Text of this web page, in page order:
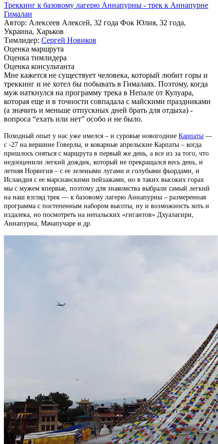
Треккинг к базовому лагерю Аннапурны - трек к Аннапурне
Гималаи
Автор: Алексеев Алексей, 32 года Фок Юлия, 32 года,
Украина, Харьков
Тимлидер: Сергей Новиков
Оценка маршрута
Оценка тимлидера
Оценка консультанта
Мне кажется не существует человека, который любит горы и
треккинг и не хотел бы побывать в Гималаях. Поэтому, когда
муж наткнулся на программу трека в Непале от Кулуара,
которая еще и в точности совпадала с майскими праздниками
(а значить и меньше отпускных дней брать для отдыха) -
вопроса “ехать или нет” особо и не было.
Походный опыт у нас уже имелся – и суровые новогодние Карпаты —
с -27 на вершине Говерлы, и коварные апрельские Карпаты – когда
пришлось сняться с маршрута в первый же день, а все из за того, что
недооценили легкий дождик, который не прекращался весь день, и
летняя Норвегия – с ее зелеными лугами и голубыми фьордами, и
Исландия с ее марсианскими пейзажами, но в таких высоких горах
мы с мужем впервые, поэтому для знакомства выбрали самый легкий
на наш взгляд трек — к базовому лагерю Аннапурны – размеренная
программа с постепенным набором высоты, ну и возможность хоть и
издалека, но посмотреть на непальских «гигантов» Дхуалагири,
Аннапурна, Мачапучаре и др.